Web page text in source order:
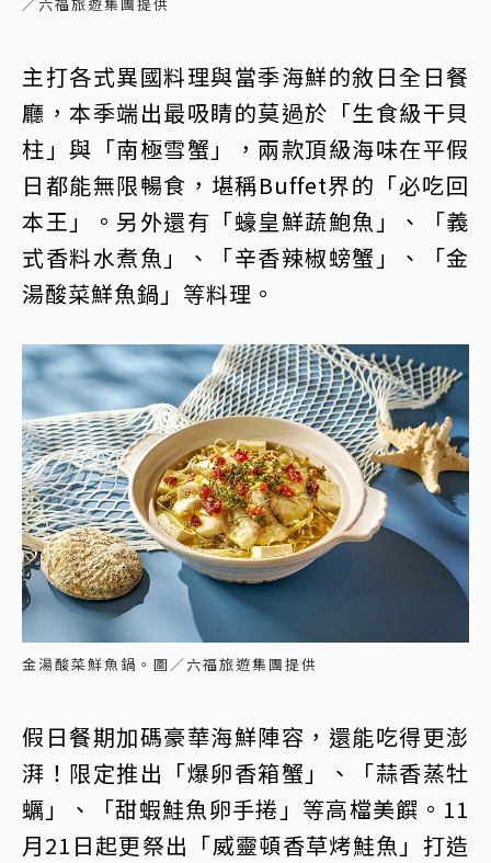
／六福旅遊集團提供
主打各式異國料理與當季海鮮的敘日全日餐
廳，本季端出最吸睛的莫過於「生食級干貝
柱」與「南極雪蟹」，兩款頂級海味在平假
日都能無限暢食，堪稱Buffet界的「必吃回
本王」。另外還有「蠔皇鮮蔬鮑魚」、「義
式香料水煮魚」、「辛香辣椒螃蟹」、「金
湯酸菜鮮魚鍋」等料理。
金湯酸菜鮮魚鍋。圖／六福旅遊集團提供
假日餐期加碼豪華海鮮陣容，還能吃得更澎
湃！限定推出「爆卵香箱蟹」、「蒜香蒸牡
蠣」、「甜蝦鮭魚卵手捲」等高檔美饌。11
月21日起更祭出「威靈頓香草烤鮭魚」打造